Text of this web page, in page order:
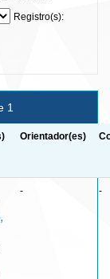
Registro(s):
1
Orientador(es)
- -